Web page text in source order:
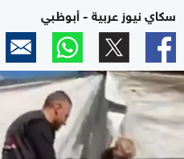
سكاي نيوز عربية - أبوظبي